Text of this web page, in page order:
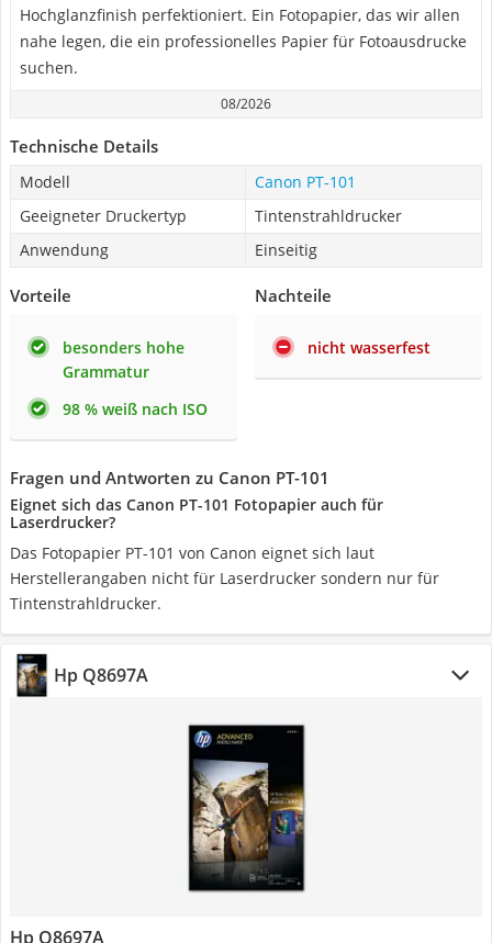
Hochglanzfinish perfektioniert. Ein Fotopapier, das wir allen
nahe legen, die ein professionelles Papier für Fotoausdrucke
suchen.
08/2026
Technische Details
Modell
Canon PT-101
Geeigneter Druckertyp
Tintenstrahldrucker
Anwendung
Einseitig
Vorteile
besonders hohe
Grammatur
98 % weiß nach ISO
Nachteile
nicht wasserfest
Fragen und Antworten zu Canon PT-101
Eignet sich das Canon PT-101 Fotopapier auch für
Laserdrucker?
Das Fotopapier PT-101 von Canon eignet sich laut
Herstellerangaben nicht für Laserdrucker sondern nur für
Tintenstrahldrucker.
Hp Q8697A
Hp Q8697A